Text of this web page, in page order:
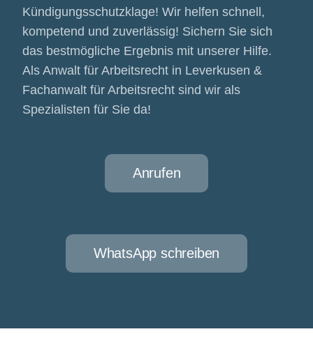
Kündigungsschutzklage! Wir helfen schnell,
kompetend und zuverlässig! Sichern Sie sich
das bestmögliche Ergebnis mit unserer Hilfe.
Als Anwalt für Arbeitsrecht in Leverkusen &
Fachanwalt für Arbeitsrecht sind wir als
Spezialisten für Sie da!
Anrufen
WhatsApp schreiben